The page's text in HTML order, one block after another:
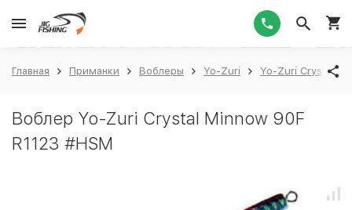
Главная Приманки Воблеры Yo-Zuri Yo-Zuri Crystal
Воблер Yo-Zuri Crystal Minnow 90F
R1123 #HSM